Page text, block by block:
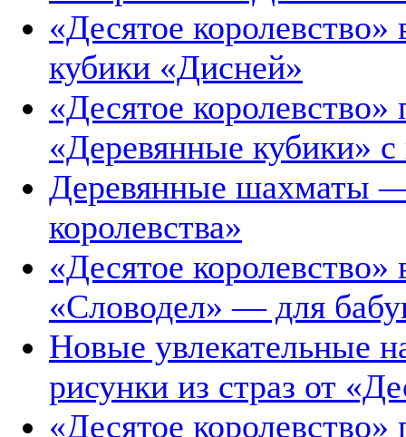
«Десятое
кубики «Дисней»
«Десятое королевство»
«Деревянные кубики»
Деревянные шахматы —
королевства»
«Десятое
«Словодел» — для
Новые увлекательные
рисунки из страз от
«Десятое